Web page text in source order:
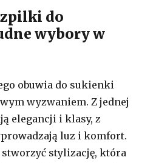
do
wybory w
obuwia do sukienki
wyzwaniem. Z jednej
elegancji i klasy, z
luz i komfort.
stworzyć stylizację, która